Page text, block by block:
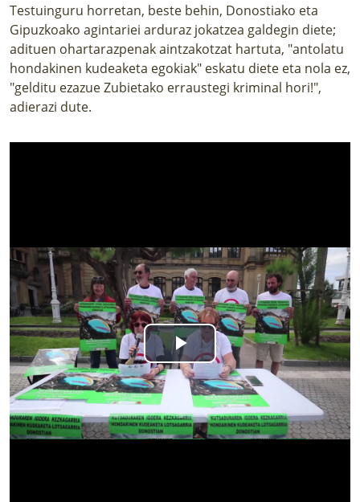
Testuinguru horretan, beste behin, Donostiako eta
Gipuzkoako agintariei arduraz jokatzea galdegin diete;
adituen ohartarazpenak aintzakotzat hartuta, "antolatu
hondakinen kudeaketa egokiak" eskatu diete eta nola ez,
"gelditu ezazue Zubietako erraustegi kriminal hori!",
adierazi dute.